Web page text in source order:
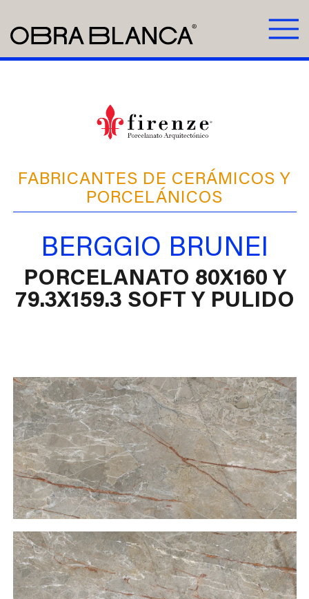
FABRICANTES DE CERÁMICOS Y
PORCELÁNICOS
BERGGIO BRUNEI
PORCELANATO 80X160 Y
79.3X159.3 SOFT Y PULIDO